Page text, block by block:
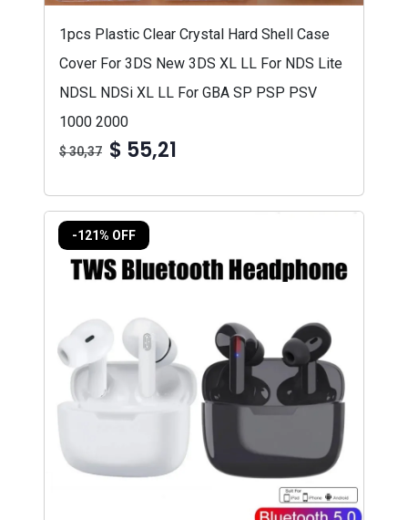
1pcs Plastic Clear Crystal Hard Shell Case
Cover For 3DS New 3DS XL LL For NDS Lite
NDSL NDSi XL LL For GBA SP PSP PSV
1000 2000
$ 30,37 $ 55,21
-121% OFF